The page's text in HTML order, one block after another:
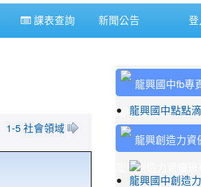
課表查詢 新聞公告 登
1-5 社會領域
:::
國中fb專頁
龍興國中點點
龍興創造力資優班
龍興國中創造